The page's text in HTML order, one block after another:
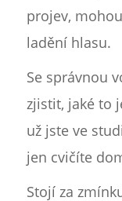
projev,
ladění hlasu.
Se správnou
zjistit, jaké to
už jste ve
jen cvičíte
Stojí za